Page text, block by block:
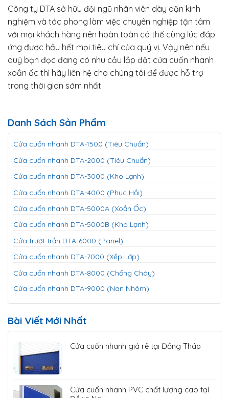
Công ty DTA sở hữu đội ngũ nhân viên dày dặn kinh
nghiệm và tác phong làm việc chuyên nghiệp tận tâm
với mọi khách hàng nên hoàn toàn có thể cùng lúc đáp
ứng được hầu hết mọi tiêu chí của quý vị. Vậy nên nếu
quý bạn đọc đang có nhu cầu lắp đặt cửa cuốn nhanh
xoắn ốc thì hãy liên hệ cho chúng tôi để được hỗ trợ
trong thời gian sớm nhất.
Danh Sách Sản Phẩm
Cửa cuốn nhanh DTA-1500 (Tiêu Chuẩn)
Cửa cuốn nhanh DTA-2000 (Tiêu Chuẩn)
Cửa cuốn nhanh DTA-3000 (Kho Lạnh)
Cửa cuốn nhanh DTA-4000 (Phục Hồi)
Cửa cuốn nhanh DTA-5000A (Xoắn Ốc)
Cửa cuốn nhanh DTA-5000B (Kho Lạnh)
Cửa trượt trần DTA-6000 (Panel)
Cửa cuốn nhanh DTA-7000 (Xếp Lớp)
Cửa cuốn nhanh DTA-8000 (Chống Cháy)
Cửa cuốn nhanh DTA-9000 (Nan Nhôm)
Bài Viết Mới Nhất
Cửa cuốn nhanh giá rẻ tại Đồng Tháp
Cửa cuốn nhanh PVC chất lượng cao tại